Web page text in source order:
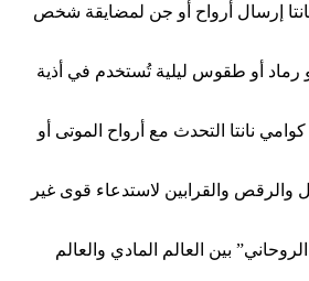
إرسال أرواح أو جن لمضايقة شخص
رماد أو طقوس ليلية تُستخدم في أذية
نانتا التحدث مع أرواح الموتى أو
والرقص والقرابين لاستدعاء قوى غير
بين العالم المادي والعالم